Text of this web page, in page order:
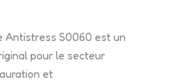
Antistress S0060 est un
pour le secteur
et